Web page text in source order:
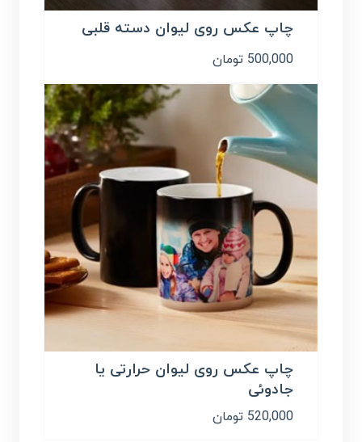
چاپ عکس روی لیوان دسته قلبی
500,000 تومان
چاپ عکس روی لیوان حرارتی یا
جادوئی
520,000 تومان